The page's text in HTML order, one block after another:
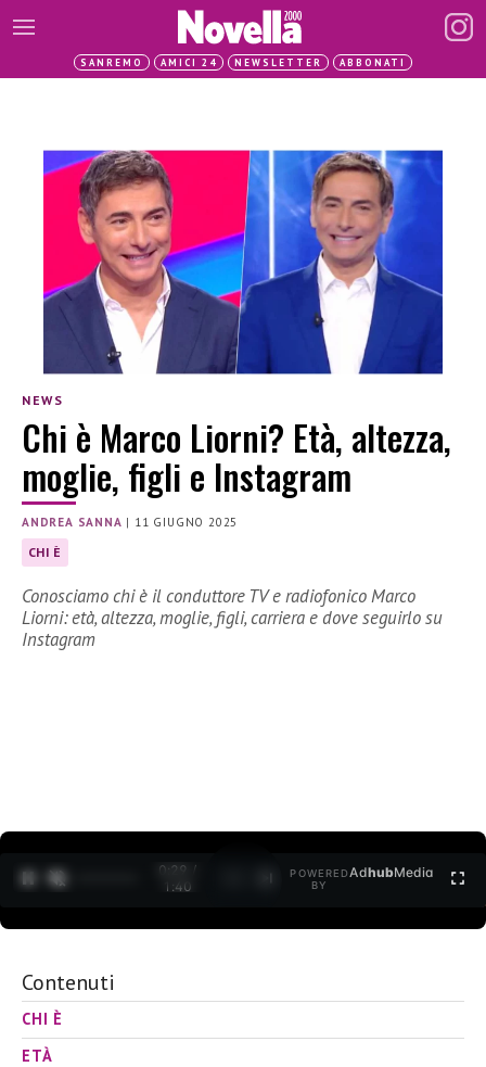
SANREMO AMICI 24 NEWSLETTER ABBONATI
NEWS
Chi è Marco Liorni? Età, altezza,
moglie, figli e Instagram
ANDREA SANNA | 11 GIUGNO 2025
CHI È
Conosciamo chi è il conduttore TV e radiofonico Marco
Liorni: età, altezza, moglie, figli, carriera e dove seguirlo su
Instagram
0:30 /
1:40
POWERED
BY
AdhubMedia
Contenuti
CHI È
ETÀ